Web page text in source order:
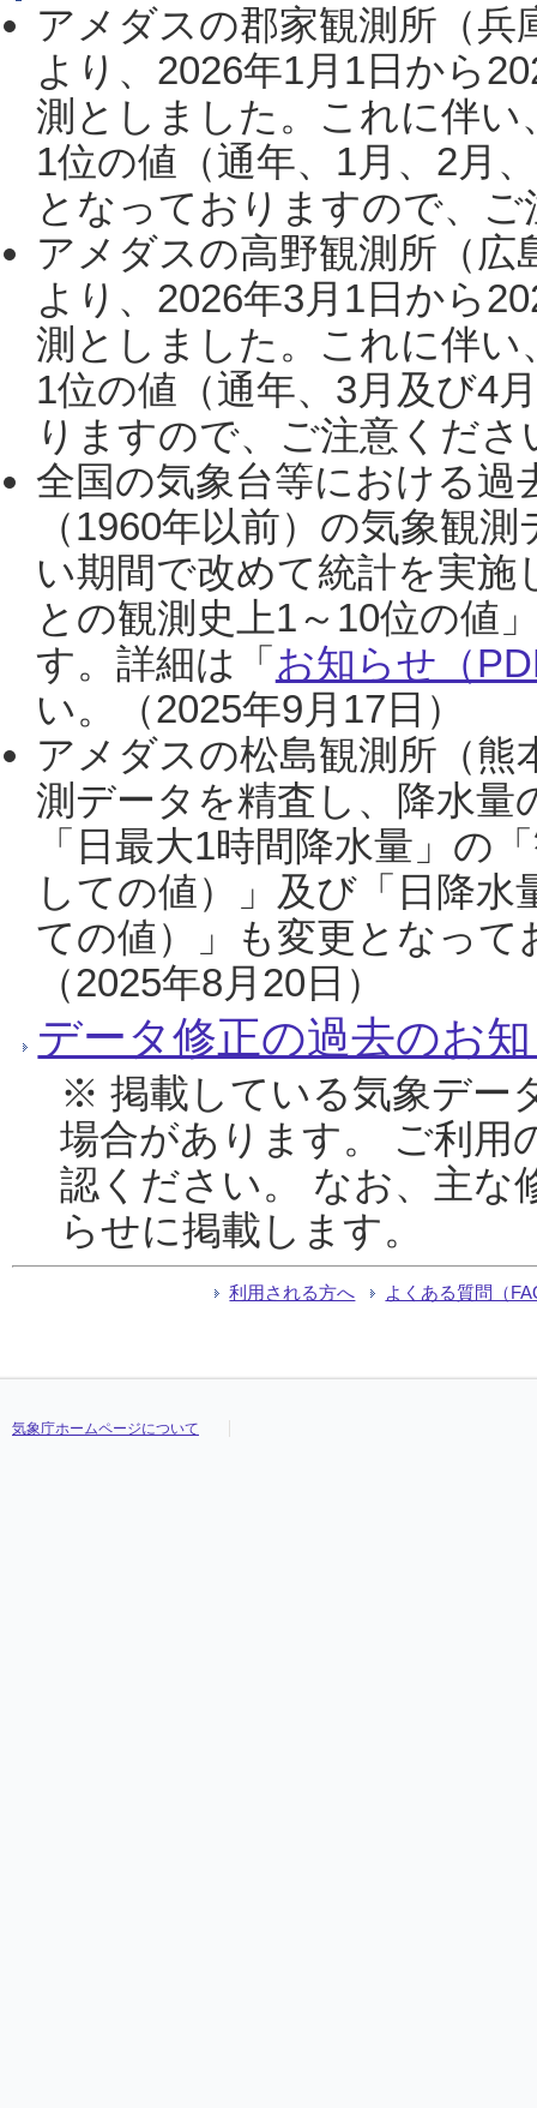
アメダスの郡家観測所（
より、2026年1月1日から
測としました。これに伴い
1位の値（通年、1月、2月
となっておりますので、
アメダスの高野観測所（
より、2026年3月1日から
測としました。これに伴い
1位の値（通年、3月及び4
りますので、ご注意くだ
全国の気象台等における過
（1960年以前）の気象観
い期間で改めて統計を実
との観測史上1～10位の値
す。詳細は「 お知らせ（
い。（2025年9月17日）
アメダスの松島観測所（熊
測データを精査し、降水
「日最大1時間降水量」の
しての値）」及び「日降
ての値）」も変更となっ
（2025年8月20日）
データ修正の過去のお
※ 掲載している気象デー
場合があります。 ご利用
認ください。 なお、主な
らせに掲載します。
利用される方へ よくある質問（
気象庁ホームページについて